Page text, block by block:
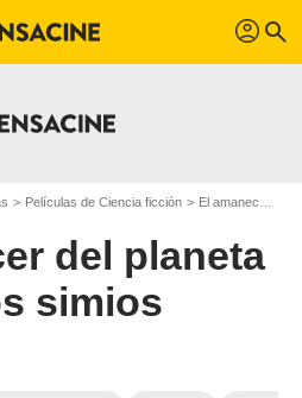
profil search
Películas de Ciencia ficción El amanecer del planeta de los simios
del planeta
simios